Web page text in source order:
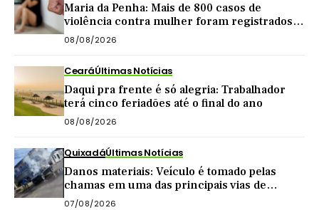
Maria da Penha: Mais de 800 casos de
violência contra mulher foram registrados
no Sertão Central este ano
08/08/2026
CearáÚltimas Notícias
Daqui pra frente é só alegria: Trabalhador
terá cinco feriadões até o final do ano
08/08/2026
QuixadáÚltimas Notícias
Danos materiais: Veículo é tomado pelas
chamas em uma das principais vias de
Quixadá
07/08/2026